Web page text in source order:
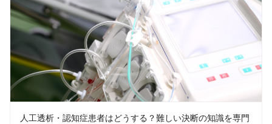
人工透析・認知症患者はどうする？難しい決断の知識を専門